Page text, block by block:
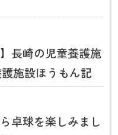
長崎の児童養護施
施設ほうもん記
卓球を楽しみまし